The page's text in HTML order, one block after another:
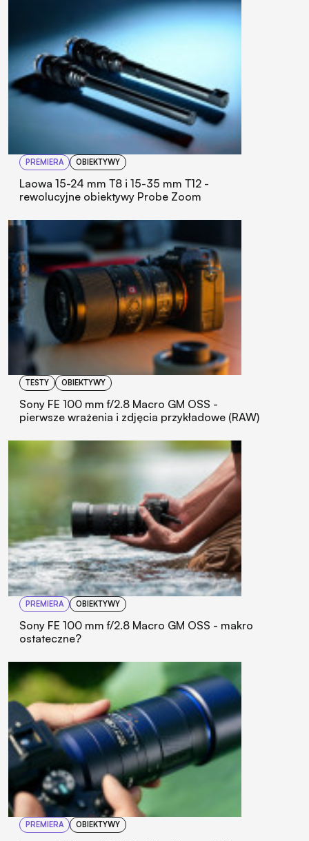
PREMIERA OBIEKTYWY
Laowa 15-24 mm T8 i 15-35 mm T12 -
rewolucyjne obiektywy Probe Zoom
TESTY OBIEKTYWY
Sony FE 100 mm f/2.8 Macro GM OSS -
pierwsze wrażenia i zdjęcia przykładowe (RAW)
PREMIERA OBIEKTYWY
Sony FE 100 mm f/2.8 Macro GM OSS - makro
ostateczne?
PREMIERA OBIEKTYWY